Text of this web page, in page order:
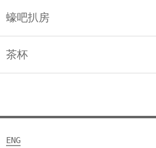
蠔吧扒房
茶杯
ENG